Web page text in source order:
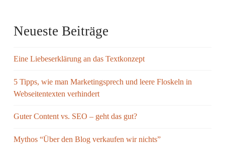
Neueste Beiträge
Eine Liebeserklärung an das Textkonzept
5 Tipps, wie man Marketingsprech und leere Floskeln in
Webseitentexten verhindert
Guter Content vs. SEO – geht das gut?
Mythos “Über den Blog verkaufen wir nichts”